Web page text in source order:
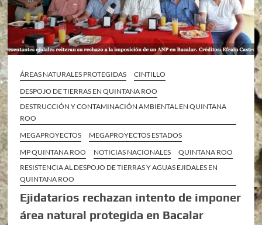
ÁREAS NATURALES PROTEGIDAS
CINTILLO
DESPOJO DE TIERRAS EN QUINTANA ROO
DESTRUCCIÓN Y CONTAMINACIÓN AMBIENTAL EN QUINTANA
ROO
MEGAPROYECTOS
MEGAPROYECTOS ESTADOS
MP QUINTANA ROO
NOTICIAS NACIONALES
QUINTANA ROO
RESISTENCIA AL DESPOJO DE TIERRAS Y AGUAS EJIDALES EN
QUINTANA ROO
Ejidatarios rechazan intento de imponer
área natural protegida en Bacalar